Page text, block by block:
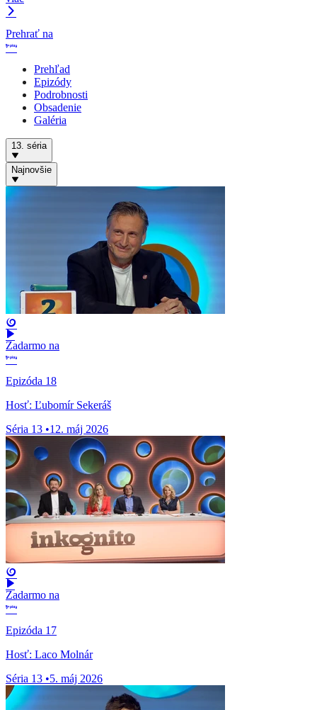
Prehrať na
Prehľad
Epizódy
Podrobnosti
Obsadenie
Galéria
13. séria
Najnovšie
Zadarmo na
Epizóda 18
Hosť: Ľubomír Sekeráš
Séria 13 •12. máj 2026
Zadarmo na
Epizóda 17
Hosť: Laco Molnár
Séria 13 •5. máj 2026